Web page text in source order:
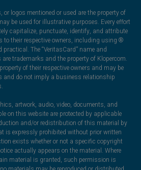
logos mentioned or used are the property of
be used for illustrative purposes. Every effort
capitalize, punctuate, identify, and attribute
to their respective owners, including using ®
The “VeritasCard” name and
trademarks and the property of Klopercom.
of their respective owners and may be
and do not imply a business relationship
artwork, audio, video, documents, and
on this website are protected by applicable
and/or redistribution of this material by
is expressly prohibited without prior written
exists whether or not a specific copyright
actually appears on the material. Where
material is granted, such permission is